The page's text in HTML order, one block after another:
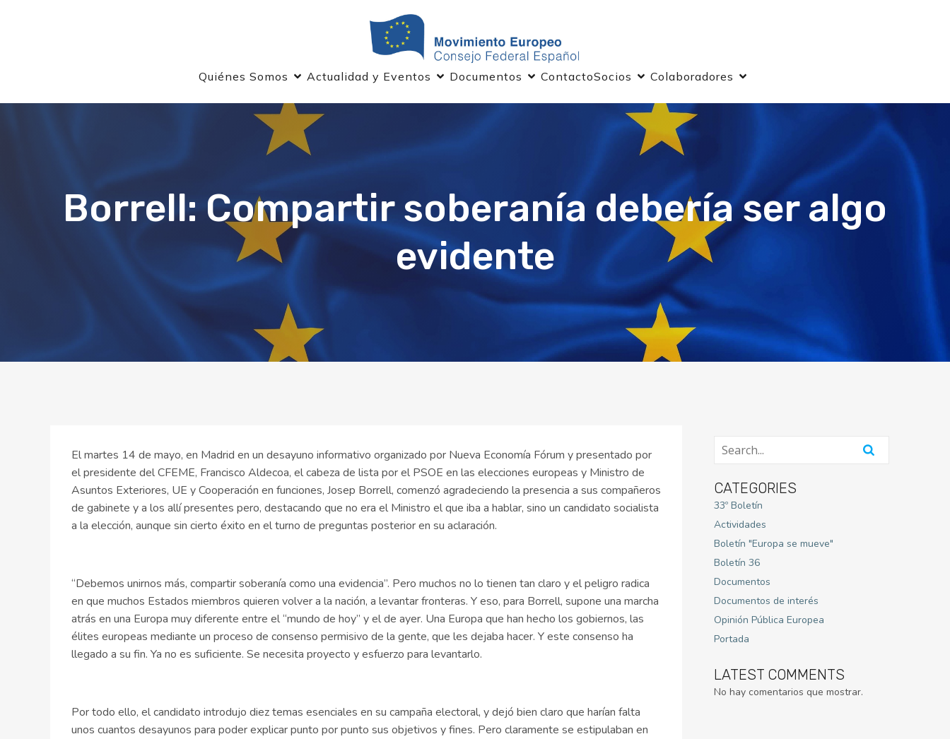
Quiénes Somos Actualidad y Eventos Documentos ContactoSocios Colaboradores
Borrell: Compartir soberanía debería ser algo
evidente
El martes 14 de mayo, en Madrid en un desayuno informativo organizado por Nueva Economía Fórum y presentado por
el presidente del CFEME, Francisco Aldecoa, el cabeza de lista por el PSOE en las elecciones europeas y Ministro de
Asuntos Exteriores, UE y Cooperación en funciones, Josep Borrell, comenzó agradeciendo la presencia a sus compañeros
de gabinete y a los allí presentes pero, destacando que no era el Ministro el que iba a hablar, sino un candidato socialista
a la elección, aunque sin cierto éxito en el turno de preguntas posterior en su aclaración.
“Debemos unirnos más, compartir soberanía como una evidencia”. Pero muchos no lo tienen tan claro y el peligro radica
en que muchos Estados miembros quieren volver a la nación, a levantar fronteras. Y eso, para Borrell, supone una marcha
atrás en una Europa muy diferente entre el “mundo de hoy” y el de ayer. Una Europa que han hecho los gobiernos, las
élites europeas mediante un proceso de consenso permisivo de la gente, que les dejaba hacer. Y este consenso ha
llegado a su fin. Ya no es suficiente. Se necesita proyecto y esfuerzo para levantarlo.
Por todo ello, el candidato introdujo diez temas esenciales en su campaña electoral, y dejó bien claro que harían falta
unos cuantos desayunos para poder explicar punto por punto sus objetivos y fines. Pero claramente se estipulaban en
CATEGORIES
33º Boletín
Actividades
Boletín "Europa se mueve"
Boletín 36
Documentos
Documentos de interés
Opinión Pública Europea
Portada
LATEST COMMENTS
No hay comentarios que mostrar.